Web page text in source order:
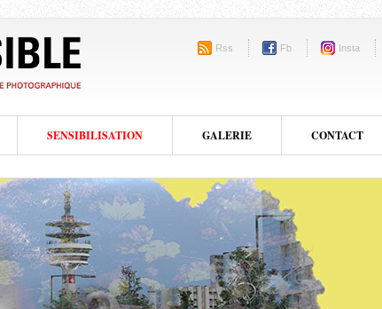
Rss Fb Insta
SENSIBILISATION GALERIE CONTACT